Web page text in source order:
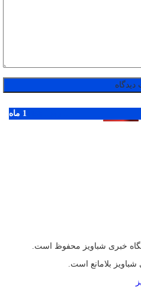
1 ماه
خبری شباویز محفوظ است.
بلامانع است.